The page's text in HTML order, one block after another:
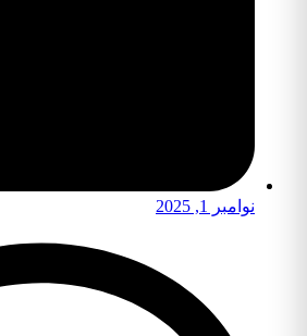
نوامبر 1, 2025